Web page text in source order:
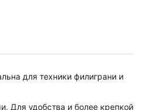
для техники филиграни и
Для удобства и более крепкой